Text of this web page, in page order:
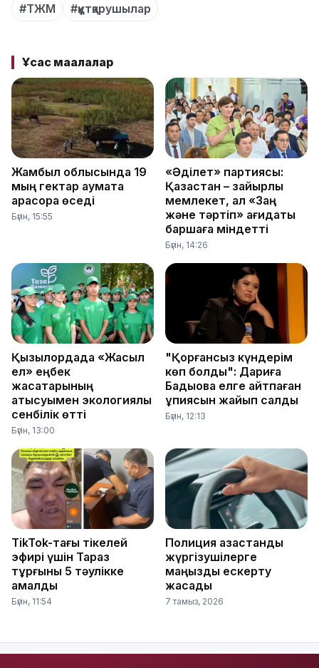
#ТЖМ #құтқарушылар
Ұқсас мақалалар
Жамбыл облысында 19
мың гектар аумақта
қарасора өседі
Бүгін, 15:55
«Әділет» партиясы:
Қазақстан – зайырлы
мемлекет, ал «Заң
және тәртіп» қағидаты
баршаға міндетті
Бүгін, 14:26
Қызылордада «Жасыл
ел» еңбек
жасақтарының
қатысуымен экологиялық
сенбілік өтті
Бүгін, 13:00
"Қорғансыз күндерім
көп болды": Дариға
Бадықова елге айтпаған
құпиясын жайып салды
Бүгін, 12:13
TikTok-тағы тікелей
эфирі үшін Тараз
тұрғыны 5 тәулікке
қамалды
Бүгін, 11:54
Полиция қазақстандық
жүргізушілерге
маңызды ескерту
жасады
7 тамыз, 2026